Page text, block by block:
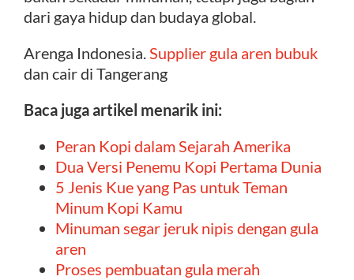
dari gaya hidup dan budaya global.
Arenga Indonesia.Supplier gula aren bubuk
dan cair di Tangerang
Baca juga artikel menarik ini:
Peran Kopi dalam Sejarah Amerika
Dua Versi Penemu Kopi Pertama Dunia
5 Jenis Kue yang Pas untuk Teman
Minum Kopi Kamu
Minuman segar jeruk nipis dengan gula
aren
Proses pembuatan gula merah